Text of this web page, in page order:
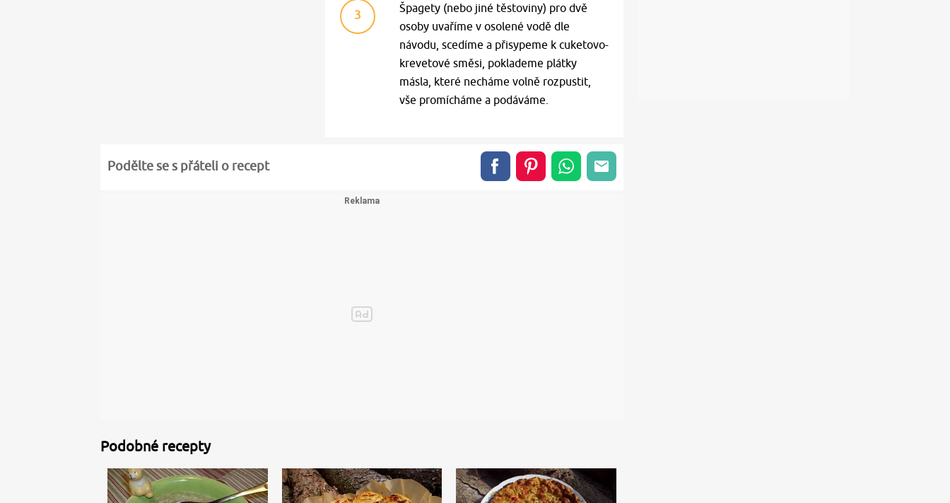
3
Špagety (nebo jiné těstoviny) pro dvě
osoby uvaříme v osolené vodě dle
návodu, scedíme a přisypeme k cuketovo-
krevetové směsi, poklademe plátky
másla, které necháme volně rozpustit,
vše promícháme a podáváme.
Podělte se s přáteli o recept
Podobné recepty